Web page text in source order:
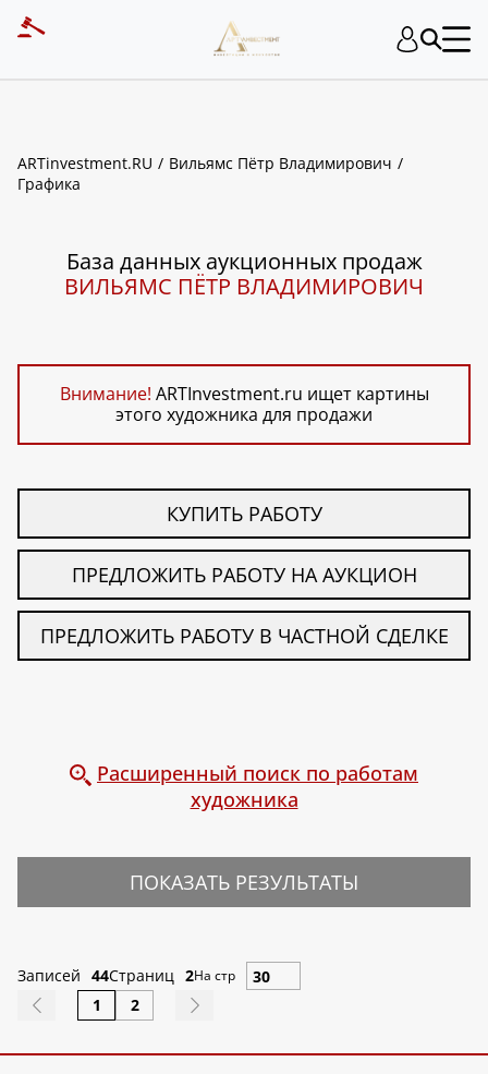
ARTinvestment.RU
Вильямс Пётр Владимирович
Графика
База данных аукционных продаж
ВИЛЬЯМС ПЁТР ВЛАДИМИРОВИЧ
Внимание! ARTInvestment.ru ищет картины
этого художника для продажи
КУПИТЬ РАБОТУ
ПРЕДЛОЖИТЬ РАБОТУ НА АУКЦИОН
ПРЕДЛОЖИТЬ РАБОТУ В ЧАСТНОЙ СДЕЛКЕ
Расширенный поиск по работам
художника
ПОКАЗАТЬ РЕЗУЛЬТАТЫ
Записей 44Страниц 2На стр
1 2